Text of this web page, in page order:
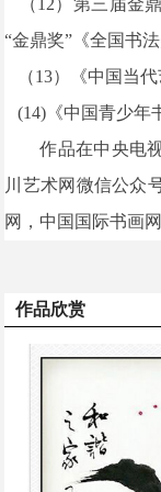
（12）第三届金
“金鼎奖”《全国书
（13）《中国当代
(14)《中国青少年
作品在中央电
川艺术网微信公众
网，中国国际书画
作品欣赏